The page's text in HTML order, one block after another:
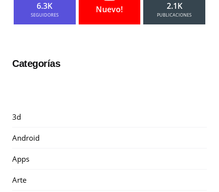
6.3K
SEGUIDORES
Nuevo! 2.1K
PUBLICACIONES
Categorías
3d
Android
Apps
Arte